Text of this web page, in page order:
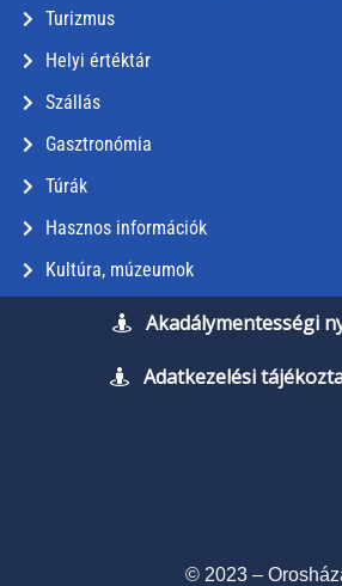
Turizmus
Helyi értéktár
Szállás
Gasztronómia
Túrák
Hasznos információk
Kultúra, múzeumok
Akadálymentességi
Adatkezelési
© 2023 –